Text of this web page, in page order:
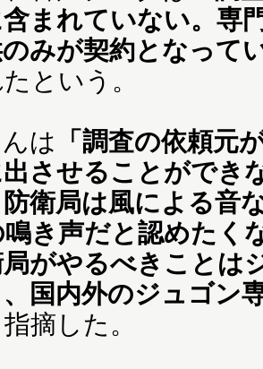
まれていない。専
みが契約となって
という。
は 「調査の依頼元
させることができ
衛局は風による音
き声だと認めたく
がやるべきことは
国内外のジュゴン
摘した。